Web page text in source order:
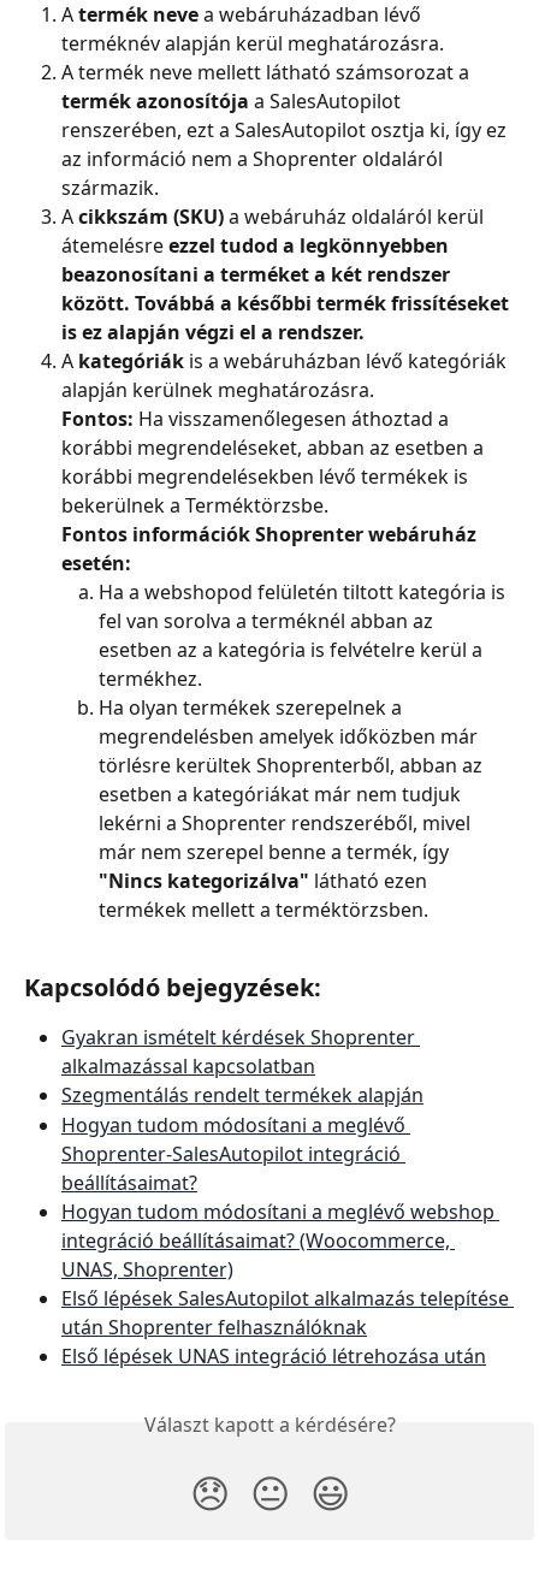
A termék neve a webáruházadban lévő
terméknév alapján kerül meghatározásra.
A termék neve mellett látható számsorozat a
termék azonosítója a SalesAutopilot
renszerében, ezt a SalesAutopilot osztja ki, így ez
az információ nem a Shoprenter oldaláról
származik.
A cikkszám (SKU) a webáruház oldaláról kerül
átemelésre ezzel tudod a legkönnyebben
beazonosítani a terméket a két rendszer
között. Továbbá a későbbi termék frissítéseket
is ez alapján végzi el a rendszer.
A kategóriák is a webáruházban lévő kategóriák
alapján kerülnek meghatározásra.
Fontos: Ha visszamenőlegesen áthoztad a
korábbi megrendeléseket, abban az esetben a
korábbi megrendelésekben lévő termékek is
bekerülnek a Terméktörzsbe.
Fontos információk Shoprenter webáruház
esetén:
Ha a webshopod felületén tiltott kategória is
fel van sorolva a terméknél abban az
esetben az a kategória is felvételre kerül a
termékhez.
Ha olyan termékek szerepelnek a
megrendelésben amelyek időközben már
törlésre kerültek Shoprenterből, abban az
esetben a kategóriákat már nem tudjuk
lekérni a Shoprenter rendszeréből, mivel
már nem szerepel benne a termék, így
"Nincs kategorizálva" látható ezen
termékek mellett a terméktörzsben.
Kapcsolódó bejegyzések:
Gyakran ismételt kérdések Shoprenter
alkalmazással kapcsolatban
Szegmentálás rendelt termékek alapján
Hogyan tudom módosítani a meglévő
Shoprenter-SalesAutopilot integráció
beállításaimat?
Hogyan tudom módosítani a meglévő webshop
integráció beállításaimat? (Woocommerce,
UNAS, Shoprenter)
Első lépések SalesAutopilot alkalmazás telepítése
után Shoprenter felhasználóknak
Első lépések UNAS integráció létrehozása után
Választ kapott a kérdésére?
😞 😐 😃